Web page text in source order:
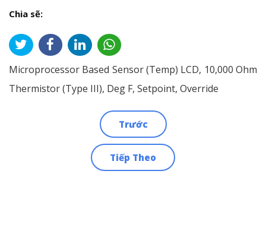
Chia sẽ:
Microprocessor Based Sensor (Temp) LCD, 10,000 Ohm
Thermistor (Type III), Deg F, Setpoint, Override
Trước
Tiếp Theo